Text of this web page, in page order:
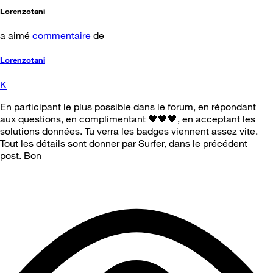
Lorenzotani
a aimé commentaire de
Lorenzotani
K
En participant le plus possible dans le forum, en répondant
aux questions, en complimentant 🖤🖤🖤, en acceptant les
solutions données. Tu verra les badges viennent assez vite.
Tout les détails sont donner par Surfer, dans le précédent
post. Bon